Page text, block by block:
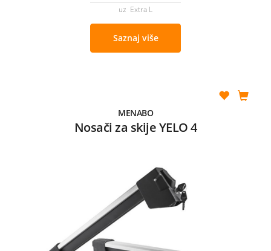
uz Extra L
Saznaj više
MENABO
Nosači za skije YELO 4